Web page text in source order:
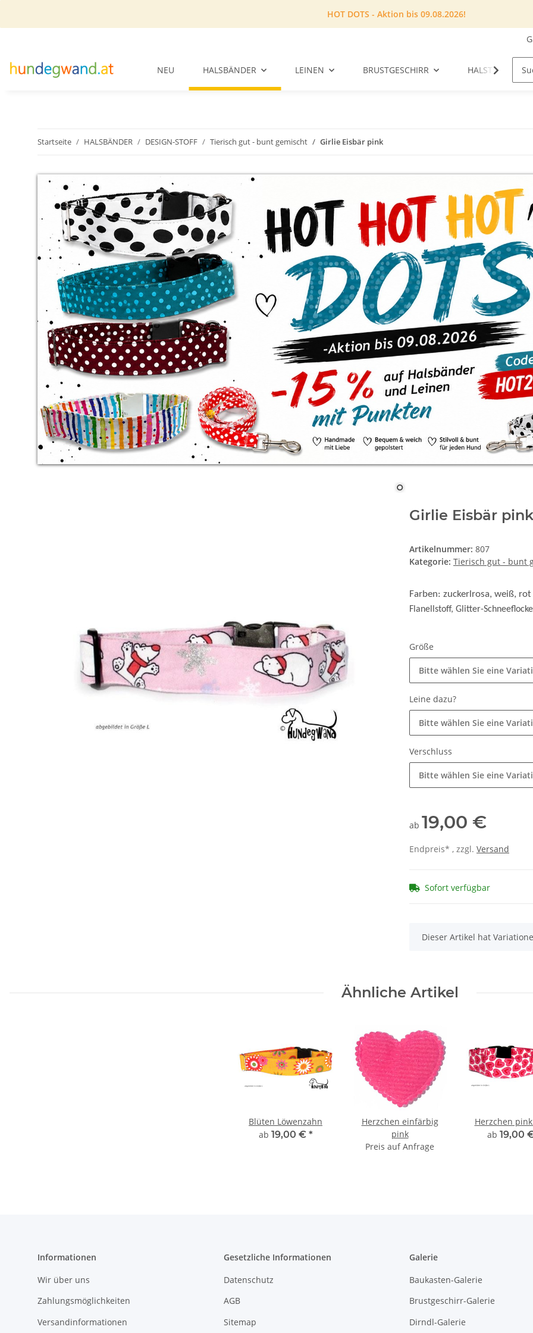
HOT DOTS - Aktion bis 09.08.2026!
NEU HALSBÄNDER LEINEN BRUSTGESCHIRR HALSTUCH
Startseite HALSBÄNDER DESIGN-STOFF Tierisch gut - bunt gemischt Girlie Eisbär pink
Girlie Eisbär pink
Artikelnummer: 807
Kategorie: Tierisch gut - bunt
Farben: zuckerlrosa, weiß, rot
Flanellstoff, Glitter-
Größe
Bitte wählen Sie eine
Leine dazu?
Bitte wählen Sie eine
Verschluss
Bitte wählen Sie eine
ab 19,00 €
Endpreis* , zzgl. Versand
Sofort verfügbar
x
Dieser Artikel hat
Ähnliche Artikel
Blüten Löwenzahn
ab 19,00 € *
Herzchen einfärbig
pink
Preis auf Anfrage
Herzchen
ab 19,00
Informationen
Wir über uns
Zahlungsmöglichkeiten
Versandinformationen
Gesetzliche Informationen
Datenschutz
AGB
Sitemap
Galerie
Baukasten-Galerie
Brustgeschirr-Galerie
Dirndl-Galerie